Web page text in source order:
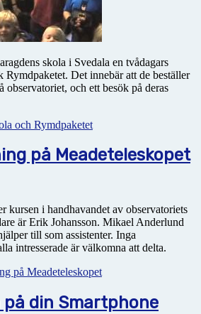
skola i Svedala en tvådagars
Rymdpaketet. Det innebär att de beställer
observatoriet, och ett besök på deras
och Rymdpaketet
på Meadeteleskopet
kursen i handhavandet av observatoriets
är Erik Johansson. Mikael Anderlund
till som assistenter. Inga
intresserade är välkomna att delta.
på Meadeteleskopet
på din Smartphone